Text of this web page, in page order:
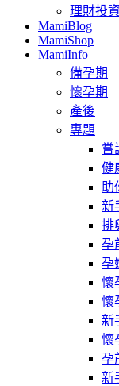
理財投資
MamiBlog
MamiShop
MamiInfo
備孕期
懷孕期
產後
專題
嘗
健
助
新
排
孕
孕
懷
懷
新
懷
孕
新